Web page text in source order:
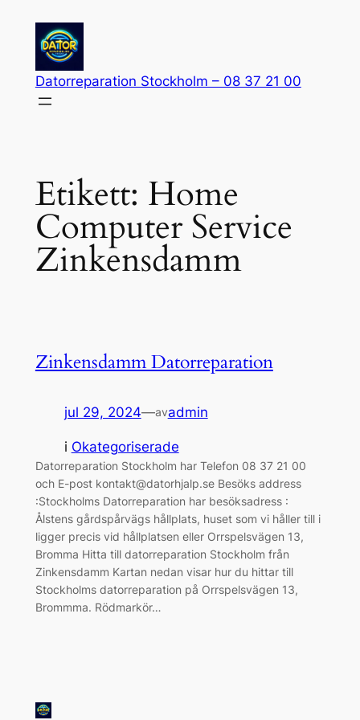
innehåll
Datorreparation Stockholm – 08 37 21 00
Etikett: Home
Computer Service
Zinkensdamm
Zinkensdamm Datorreparation
jul 29, 2024—avadmin
i Okategoriserade
Datorreparation Stockholm har Telefon 08 37 21 00
och E-post kontakt@datorhjalp.se Besöks address
:Stockholms Datorreparation har besöksadress :
Ålstens gårdspårvägs hållplats, huset som vi håller till i
ligger precis vid hållplatsen eller Orrspelsvägen 13,
Bromma Hitta till datorreparation Stockholm från
Zinkensdamm Kartan nedan visar hur du hittar till
Stockholms datorreparation på Orrspelsvägen 13,
Brommma. Rödmarkör…